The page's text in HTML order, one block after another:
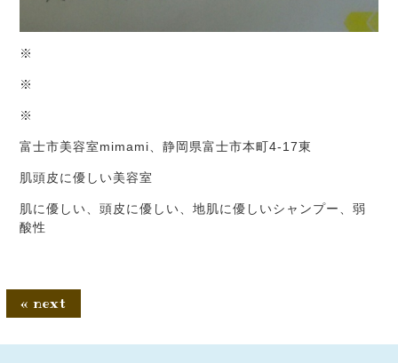
※
※
※
富士市美容室mimami、静岡県富士市本町4-17東
肌頭皮に優しい美容室
肌に優しい、頭皮に優しい、地肌に優しいシャンプー、弱
酸性
« next